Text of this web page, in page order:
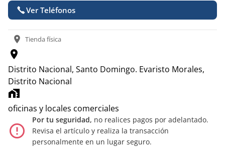
Ver Teléfonos
location_on Tienda física
location_on
Distrito Nacional, Santo Domingo. Evaristo Morales,
Distrito Nacional
home_work
oficinas y locales comerciales
error_outline
Por tu seguridad, no realices pagos por adelantado.
Revisa el artículo y realiza la transacción
personalmente en un lugar seguro.